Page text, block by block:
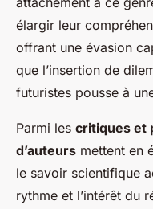
élargir leur
offrant une évasion
que l’insertion de
futuristes pousse à
Parmi les critiques et
d’auteurs mettent en
le savoir scientifique
rythme et l’intérêt du